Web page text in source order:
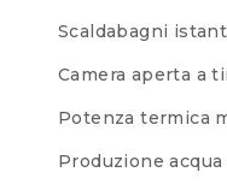
Scaldabagni
Camera aperta a
Potenza termica
Produzione acqua